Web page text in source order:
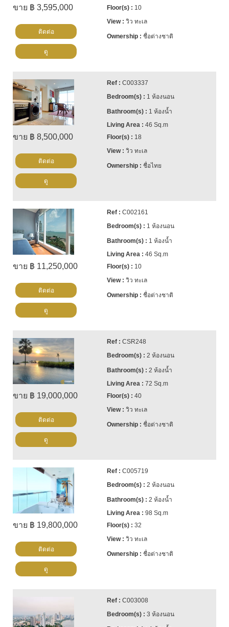
ขาย ฿ 3,595,000
10
วิว ทะเล
ชื่อต่างชาติ
ติดต่อ
ดู
ขาย ฿ 8,500,000
C003337
1 ห้องนอน
1 ห้องน้ำ
46 Sq.m
18
วิว ทะเล
ชื่อไทย
ติดต่อ
ดู
ขาย ฿ 11,250,000
C002161
1 ห้องนอน
1 ห้องน้ำ
46 Sq.m
10
วิว ทะเล
ชื่อต่างชาติ
ติดต่อ
ดู
ขาย ฿ 19,000,000
CSR248
2 ห้องนอน
2 ห้องน้ำ
72 Sq.m
40
วิว ทะเล
ชื่อต่างชาติ
ติดต่อ
ดู
ขาย ฿ 19,800,000
C005719
2 ห้องนอน
2 ห้องน้ำ
98 Sq.m
32
วิว ทะเล
ชื่อต่างชาติ
ติดต่อ
ดู
C003008
3 ห้องนอน